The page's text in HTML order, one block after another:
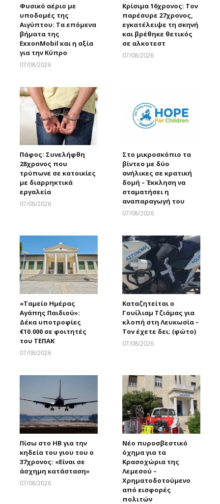
Φυσικό αέριο με
υποδομές της
Αιγύπτου: Τα επόμενα
βήματα της
ExxonMobil και η αξία
για την Κύπρο
07/08/2026
Κρίσιμα 16χρονος: Τον
παρέσυρε 27χρονος,
εγκατέλειψε τη σκηνή
και βρέθηκε θετικός
σε αλκοτεστ
07/08/2026
Πάφος: Συνελήφθη
28χρονος που
τρύπωνε σε κατοικίες
με διαρρηκτικά
εργαλεία
07/08/2026
Στο μικροσκόπιο τα
βίντεο με δύο
ανήλικες σε κρατική
δομή – Έκκληση να
σταματήσει η
αναπαραγωγή του
07/08/2026
«Ταμείο Ημέρας
Αγάπης Παιδιού»:
Δέκα υποτροφίες
€10.000 σε φοιτητές
του ΤΕΠΑΚ
07/08/2026
Καταζητείται ο
Γουίλιαμ Τζιάμας για
κλοπή στη Λευκωσία –
Τον έχετε δει; (φώτο)
07/08/2026
Πίσω στο ΗΒ για την
κηδεία του γιου του ο
37χρονος: «Είναι σε
άσχημη κατάσταση»
07/08/2026
Νέο πυροσβεστικό
όχημα για τα
Κρασοχώρια της
Λεμεσού –
Χρηματοδοτούμενο
από εισφορές
πολιτών